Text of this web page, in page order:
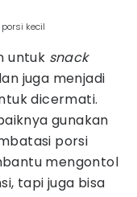
kecil
untuk snack
juga menjadi
dicermati.
gunakan
porsi
mengontol
tapi juga bisa